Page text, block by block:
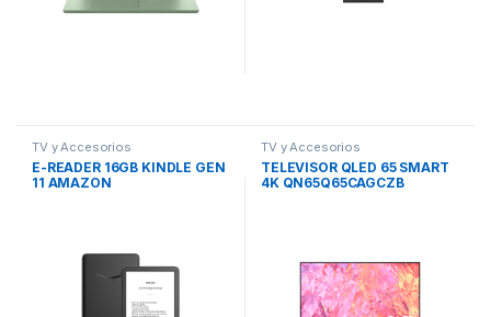
TV y Accesorios
E-READER 16GB KINDLE GEN
11 AMAZON
TV y Accesorios
TELEVISOR QLED 65 SMART
4K QN65Q65CAGCZB